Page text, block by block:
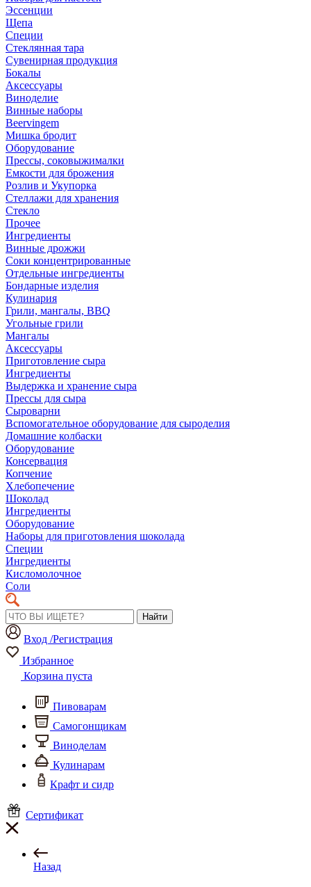
Эссенции
Щепа
Специи
Стеклянная тара
Сувенирная продукция
Бокалы
Аксессуары
Виноделие
Винные наборы
Beervingem
Мишка бродит
Оборудование
Прессы, соковыжималки
Емкости для брожения
Розлив и Укупорка
Стеллажи для хранения
Стекло
Прочее
Ингредиенты
Винные дрожжи
Соки концентрированные
Отдельные ингредиенты
Бондарные изделия
Кулинария
Грили, мангалы, BBQ
Угольные грили
Мангалы
Аксессуары
Приготовление сыра
Ингредиенты
Выдержка и хранение сыра
Прессы для сыра
Сыроварни
Вспомогательное оборудование для сыроделия
Домашние колбаски
Оборудование
Консервация
Копчение
Хлебопечение
Шоколад
Ингредиенты
Оборудование
Наборы для приготовления шоколада
Специи
Ингредиенты
Кисломолочное
Соли
Найти
Вход /Регистрация
Избранное
Корзина пуста
Пивоварам
Самогонщикам
Виноделам
Кулинарам
Крафт и сидр
Сертификат
Назад